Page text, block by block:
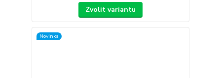
Zvolit variantu
Novinka